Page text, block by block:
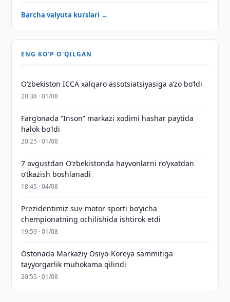
Barcha valyuta kurslari →
ENG KO'P O'QILGAN
O‘zbekiston ICCA xalqaro assotsiatsiyasiga aʼzo bo‘ldi
20:38 · 01/08
Farg‘onada “Inson” markazi xodimi hashar paytida
halok bo‘ldi
20:25 · 01/08
7 avgustdan O‘zbekistonda hayvonlarni ro‘yxatdan
o‘tkazish boshlanadi
18:45 · 04/08
Prezidentimiz suv-motor sporti bo‘yicha
chempionatning ochilishida ishtirok etdi
19:59 · 01/08
Ostonada Markaziy Osiyo-Koreya sammitiga
tayyorgarlik muhokama qilindi
20:55 · 01/08